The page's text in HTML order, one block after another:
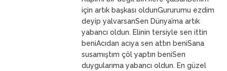
ANNEMiçin artık başkası oldunGururumu ezdim
deyip yalvarsanSen Dünya’ma artık
yabancı oldun. Elinin tersiyle sen ittin
beniAcıdan acıya sen attın beniSana
susamıştım çöl yaptın beniSen
duygularıma yabancı oldun. En güzel